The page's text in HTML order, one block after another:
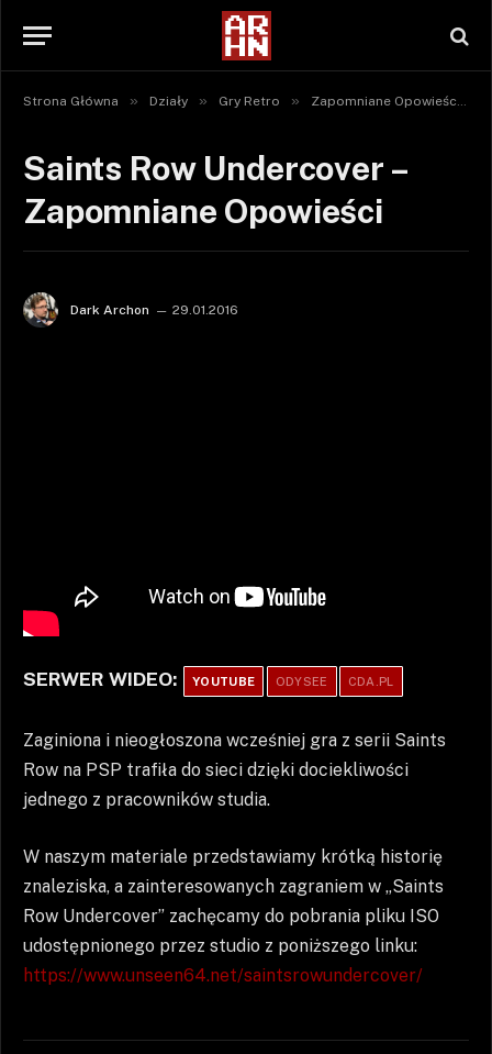
Strona Główna » Działy » Gry Retro » Zapomniane Opowieści
Saints Row Undercover –
Zapomniane Opowieści
Dark Archon 29.01.2016
SERWER WIDEO: YOUTUBE ODYSEE CDA.PL
Zaginiona i nieogłoszona wcześniej gra z serii Saints
Row na PSP trafiła do sieci dzięki dociekliwości
jednego z pracowników studia.
W naszym materiale przedstawiamy krótką historię
znaleziska, a zainteresowanych zagraniem w „Saints
Row Undercover” zachęcamy do pobrania pliku ISO
udostępnionego przez studio z poniższego linku:
https://www.unseen64.net/saintsrowundercover/